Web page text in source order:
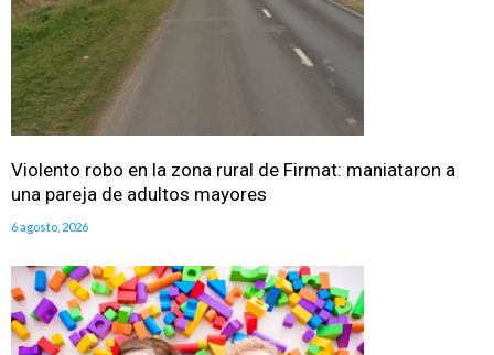
Violento robo en la zona rural de Firmat: maniataron a
una pareja de adultos mayores
6 agosto, 2026